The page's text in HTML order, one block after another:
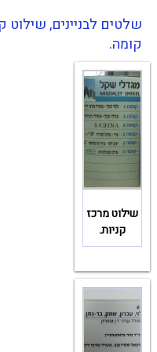
שלטים לבניינים,
קומה.
שילוט מרכז
קניות.